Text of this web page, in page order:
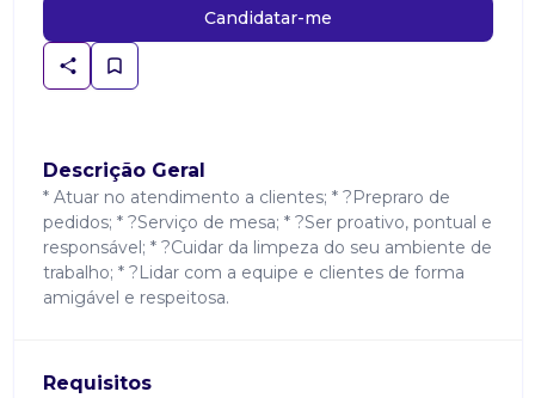
Candidatar-me
Descrição Geral
* Atuar no atendimento a clientes; * ?Prepraro de
pedidos; * ?Serviço de mesa; * ?Ser proativo, pontual e
responsável; * ?Cuidar da limpeza do seu ambiente de
trabalho; * ?Lidar com a equipe e clientes de forma
amigável e respeitosa.
Requisitos